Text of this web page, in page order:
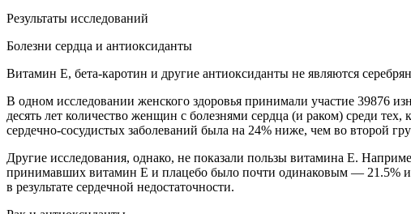
Результаты исследований
Болезни сердца и антиоксиданты
Витамин Е, бета-каротин и другие антиоксиданты не являются
В одном исследовании женского здоровья принимали участие 39876
десять лет количество женщин с болезнями сердца (и раком) среди
сердечно-сосудистых заболеваний была на 24% ниже, чем во второй
Другие исследования, однако, не показали пользы витамина Е.
принимавших витамин Е и плацебо было почти одинаковым — 21.5% и
в результате сердечной недостаточности.